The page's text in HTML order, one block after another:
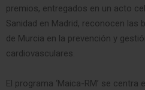
premios, entregados en un acto
Sanidad en Madrid, reconocen las
de Murcia en la prevención y
cardiovasculares.
El programa ‘Maica-RM’ se